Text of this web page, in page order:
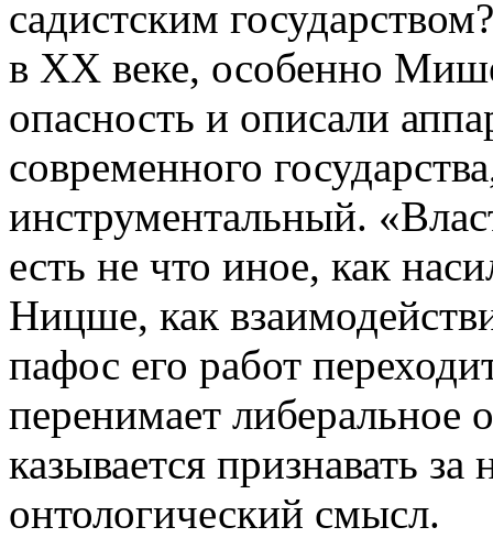
садистским
в XX веке, особенно
опасность и описали
современ­ного
инструменталь­ный.
есть не что иное, как
Ницше, как
пафос его работ
перенимает либеральное
казывается признавать
онтологи­ческий смысл.